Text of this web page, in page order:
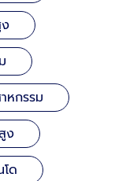
หกรรม
ง
ด